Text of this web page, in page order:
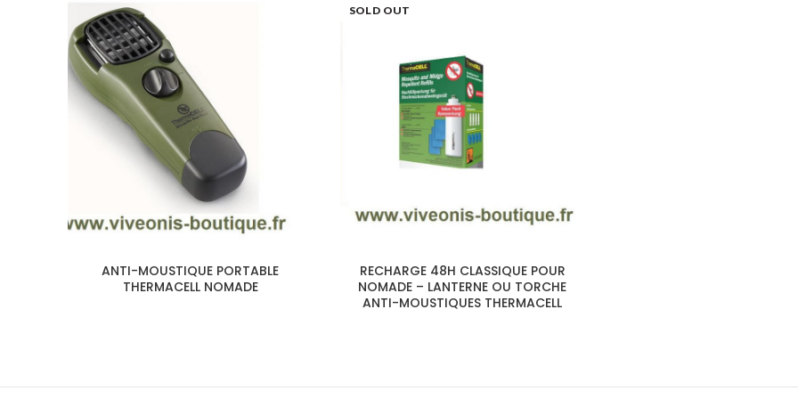
ANTI-MOUSTIQUE PORTABLE
THERMACELL NOMADE
SOLD OUT
RECHARGE 48H CLASSIQUE POUR
NOMADE – LANTERNE OU TORCHE
ANTI-MOUSTIQUES THERMACELL